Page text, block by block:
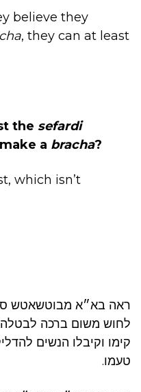
believe they
, they can at least
the sefardi
a bracha?
which isn’t
ראה בא״א מבוטשאטש
לחוש משום ברכה
קימו וקיבלו הנשים
טעמו.